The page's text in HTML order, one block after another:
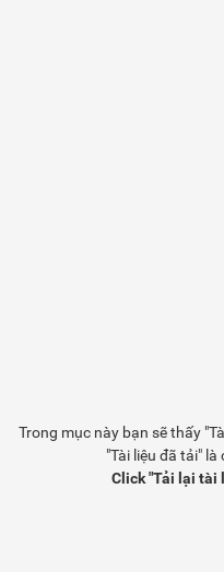
Trong mục này bạn sẽ thấy
"Tài liệu đã tải"
Click "Tải lại tài